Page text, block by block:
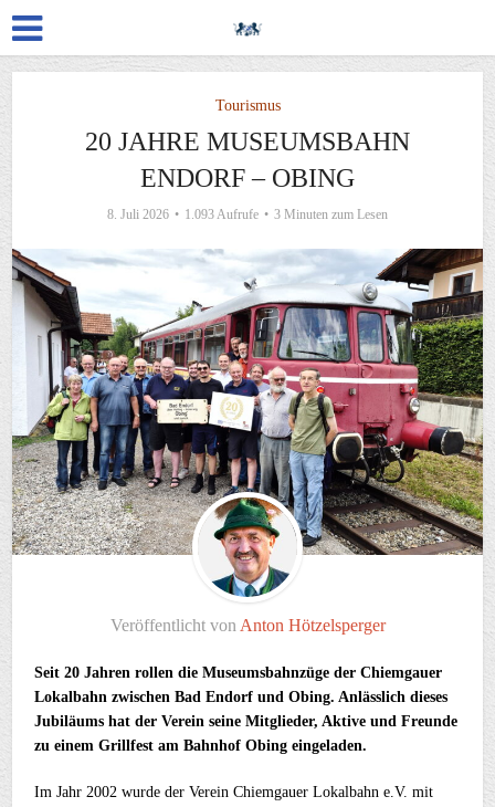
Tourismus
20 JAHRE MUSEUMSBAHN
ENDORF – OBING
8. Juli 2026 1.093 Aufrufe 3 Minuten zum Lesen
Veröffentlicht von Anton Hötzelsperger
Seit 20 Jahren rollen die Museumsbahnzüge der Chiemgauer
Lokalbahn zwischen Bad Endorf und Obing. Anlässlich dieses
Jubiläums hat der Verein seine Mitglieder, Aktive und Freunde
zu einem Grillfest am Bahnhof Obing eingeladen.
Im Jahr 2002 wurde der Verein Chiemgauer Lokalbahn e.V. mit